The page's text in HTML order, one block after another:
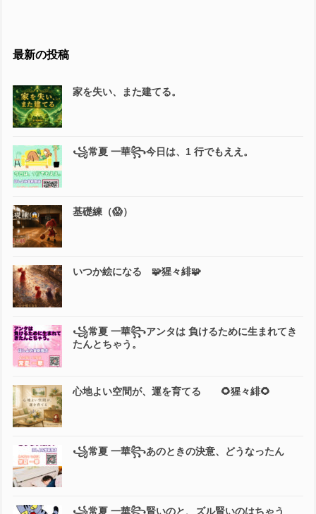
最新の投稿
家を失い、また建てる。
꧁常夏 一華꧂今日は、1 行でもええ。
基礎練（😱）
いつか絵になる 🧩猩々緋🧩
꧁常夏 一華꧂アンタは 負けるために生まれてき
たんとちゃう。
心地よい空間が、運を育てる 🌻猩々緋🌻
꧁常夏 一華꧂あのときの決意、どうなったん
꧁常夏 一華꧂賢いのと、ズル賢いのはちゃう